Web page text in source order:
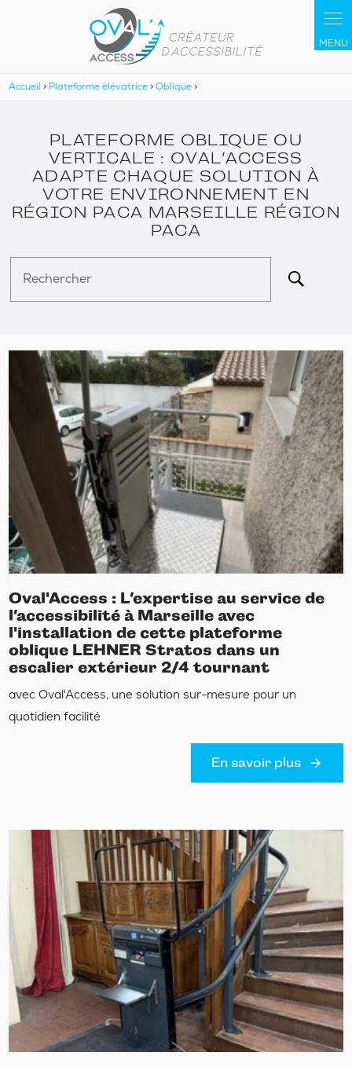
Accueil > Plateforme élévatrice >Oblique >
PLATEFORME OBLIQUE OU
VERTICALE : OVAL’ACCESS
ADAPTE CHAQUE SOLUTION À
VOTRE ENVIRONNEMENT EN
RÉGION PACA MARSEILLE RÉGION
PACA
Rechercher
Oval'Access : L’expertise au service de
l’accessibilité à Marseille avec
l'installation de cette plateforme
oblique LEHNER Stratos dans un
escalier extérieur 2/4 tournant
avec Oval'Access, une solution sur-mesure pour un
quotidien facilité
En savoir plus
Panneau de gestion des cookies